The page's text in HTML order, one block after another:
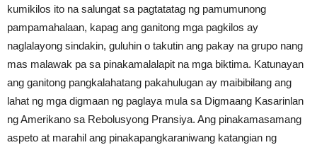
kumikilos ito na salungat sa pagtatatag ng pamumunong
pampamahalaan, kapag ang ganitong mga pagkilos ay
naglalayong sindakin, guluhin o takutin ang pakay na grupo nang
mas malawak pa sa pinakamalalapit na mga biktima. Katunayan
ang ganitong pangkalahatang pakahulugan ay maibibilang ang
lahat ng mga digmaan ng paglaya mula sa Digmaang Kasarinlan
ng Amerikano sa Rebolusyong Pransiya. Ang pinakamasamang
aspeto at marahil ang pinakapangkaraniwang katangian ng